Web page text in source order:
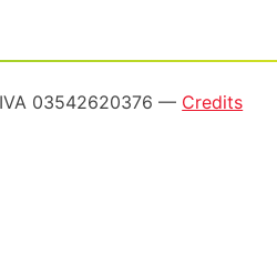
03542620376 — Credits